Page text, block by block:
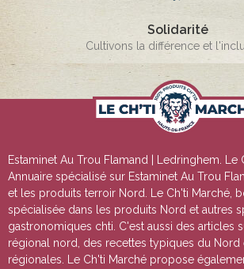
Solidarité
Cultivons la différence et
Estaminet Au Trou Flamand | Ledringhem. Le
Annuaire spécialisé sur Estaminet Au Trou
et les produits terroir Nord. Le Ch'ti Marché,
spécialisée dans les produits Nord et autres
gastronomiques chti. C'est aussi des articles
régional nord, des recettes typiques du Nord
régionales. Le Ch'ti Marché propose